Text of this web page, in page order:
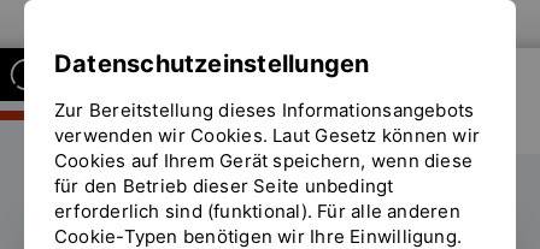
FAKULTÄT BUSINESS AND
MANAGEMENT
Datenschutzeinstellungen
Zur Bereitstellung dieses Informationsangebots
verwenden wir Cookies. Laut Gesetz können wir
Cookies auf Ihrem Gerät speichern, wenn diese
für den Betrieb dieser Seite unbedingt
erforderlich sind (funktional). Für alle anderen
Cookie-Typen benötigen wir Ihre Einwilligung.